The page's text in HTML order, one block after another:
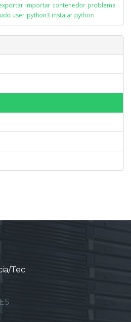
importar contenedor problema
user python3 instalar python
Tec